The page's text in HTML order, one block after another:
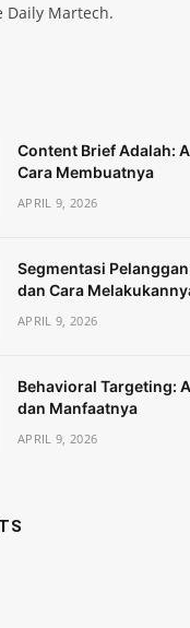
Daily Martech.
Content Brief Adalah:
Cara Membuatnya
APRIL 9, 2026
Segmentasi
dan Cara
APRIL 9, 2026
Behavioral Targeting:
dan Manfaatnya
APRIL 9, 2026